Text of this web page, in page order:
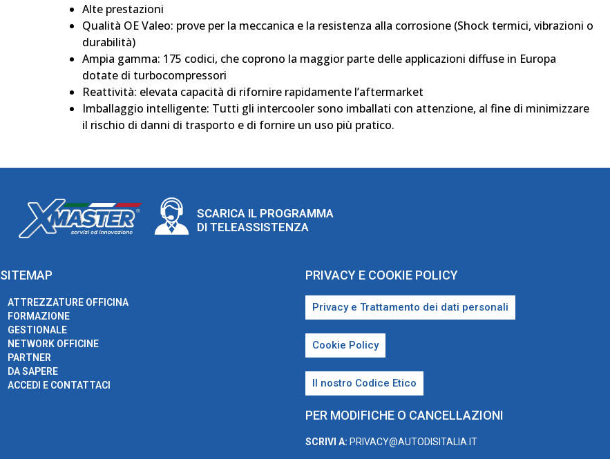
Alte prestazioni
Qualità OE Valeo: prove per la meccanica e la resistenza alla corrosione (Shock termici, vibrazioni o
durabilità)
Ampia gamma: 175 codici, che coprono la maggior parte delle applicazioni diffuse in Europa
dotate di turbocompressori
Reattività: elevata capacità di rifornire rapidamente l’aftermarket
Imballaggio intelligente: Tutti gli intercooler sono imballati con attenzione, al fine di minimizzare
il rischio di danni di trasporto e di fornire un uso più pratico.
SCARICA IL PROGRAMMA
DI TELEASSISTENZA
SITEMAP
ATTREZZATURE OFFICINA
FORMAZIONE
GESTIONALE
NETWORK OFFICINE
PARTNER
DA SAPERE
ACCEDI E CONTATTACI
PRIVACY E COOKIE POLICY
Privacy e Trattamento dei dati personali
Cookie Policy
Il nostro Codice Etico
PER MODIFICHE O CANCELLAZIONI
SCRIVI A: PRIVACY@AUTODISITALIA.IT